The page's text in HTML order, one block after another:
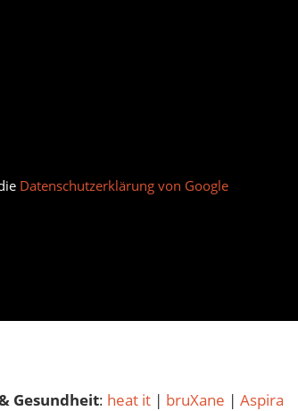
Datenschutzerklärung von Google
Gesundheit: heat it| bruXane | Aspira